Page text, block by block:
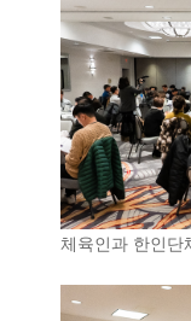
체육인과 한인단